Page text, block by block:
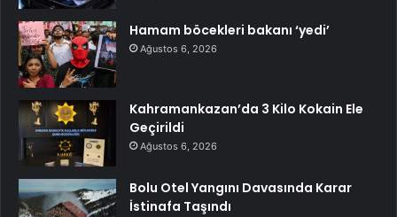
Hamam böcekleri bakanı ‘yedi’
Ağustos 6, 2026
Kahramankazan’da 3 Kilo Kokain Ele
Geçirildi
Ağustos 6, 2026
Bolu Otel Yangını Davasında Karar
İstinafa Taşındı